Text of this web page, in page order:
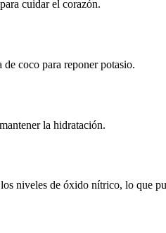
cuidar el corazón.
de coco para reponer potasio.
la hidratación.
niveles de óxido nítrico, lo que